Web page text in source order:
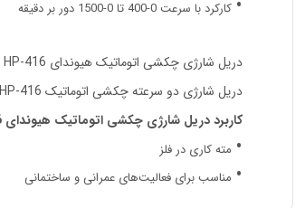
کارکرد با سرعت 0-400 تا 0-1500 دور بر دقیقه
دریل شارژی چکشی اتوماتیک هیوندای HP-416 با حداکثر سرعت گردش 32 نانومتر عملکرد بسیار قدرتمندی از خود نشان می‌دهد.
دریل شارژی دو سرعته چکشی اتوماتیک HP-416 از طریق یک باطری لیتیومی 1.5 آمپر ساعت عملیات مته کاری را انجام می‌دهد.
کاربرد دریل شارژی چکشی اتوماتیک هیوندای HP-416 :
مته کاری در فلز
مناسب برای فعالیت‌های عمرانی و ساختمانی